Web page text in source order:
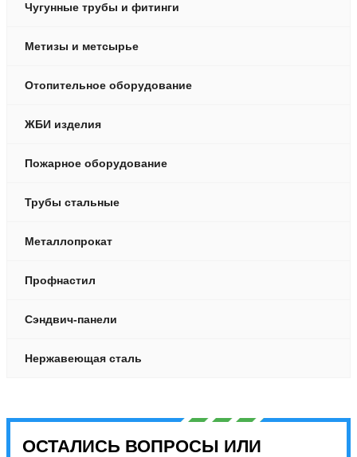
Чугунные трубы и фитинги
Метизы и метсырье
Отопительное оборудование
ЖБИ изделия
Пожарное оборудование
Трубы стальные
Металлопрокат
Профнастил
Сэндвич-панели
Нержавеющая сталь
ОСТАЛИСЬ ВОПРОСЫ ИЛИ